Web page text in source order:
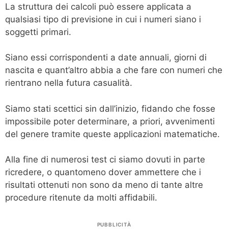
La struttura dei calcoli può essere applicata a
qualsiasi tipo di previsione in cui i numeri siano i
soggetti primari.
Siano essi corrispondenti a date annuali, giorni di
nascita e quant’altro abbia a che fare con numeri che
rientrano nella futura casualità.
Siamo stati scettici sin dall’inizio, fidando che fosse
impossibile poter determinare, a priori, avvenimenti
del genere tramite queste applicazioni matematiche.
Alla fine di numerosi test ci siamo dovuti in parte
ricredere, o quantomeno dover ammettere che i
risultati ottenuti non sono da meno di tante altre
procedure ritenute da molti affidabili.
PUBBLICITÀ